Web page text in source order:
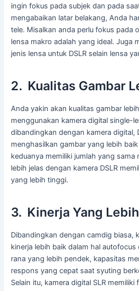
ingin fokus pada subjek dan pada
mengabaikan latar belakang, Anda
tele. Misalkan anda perlu fokus pada
lensa makro adalah yang ideal. Juga
jenis lensa untuk DSLR selain lensa
2. Kualitas Gambar
Anda yakin akan kualitas gambar
menggunakan kamera digital single-
dibandingkan dengan kamera digital,
menghasilkan gambar yang lebih
keduanya memiliki jumlah yang sama
lebih jelas dengan kamera DSLR
yang lebih tinggi.
3. Kinerja Yang
Dibandingkan dengan camdig biasa,
kinerja lebih baik dalam hal
rana yang lebih pendek, kapasitas
respons yang cepat saat syuting
Selain itu, kamera digital SLR